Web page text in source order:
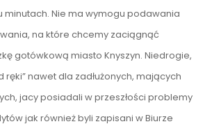
minutach. Nie ma wymogu podawania
na które chcemy zaciągnąć
gotówkową miasto Knyszyn. Niedrogie,
ręki” nawet dla zadłużonych, mających
jacy posiadali w przeszłości problemy
jak również byli zapisani w Biurze